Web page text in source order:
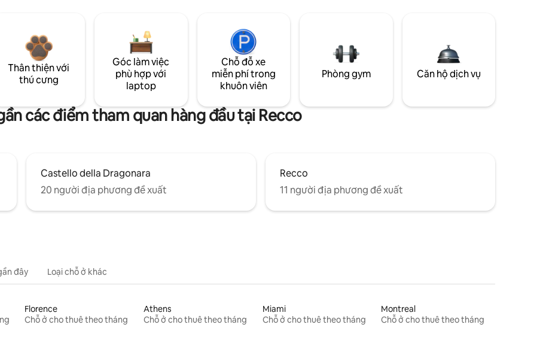
Thân thiện với
thú cưng
Góc làm việc
phù hợp với
laptop
Chỗ đỗ xe
miễn phí trong
khuôn viên
Phòng gym Căn hộ dịch vụ
các điểm tham quan hàng đầu tại Recco
Castello della Dragonara
20 người địa phương đề xuất
Recco
11 người địa phương đề xuất
đây Loại chỗ ở khác
Florence
Chỗ ở cho thuê theo tháng
Athens
Chỗ ở cho thuê theo tháng
Miami
Chỗ ở cho thuê theo tháng
Montreal
Chỗ ở cho thuê theo tháng